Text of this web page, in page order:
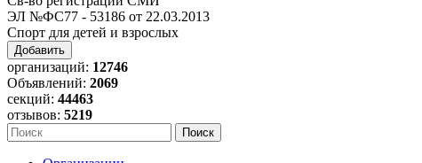
ЭЛ №ФС77 - 53186 от 22.03.2013
Спорт для детей и взрослых
Добавить
организаций: 12746
Объявлений: 2069
секций: 44463
отзывов: 5219